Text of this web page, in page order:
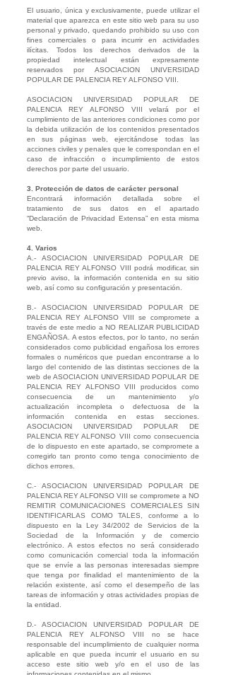
El usuario, única y exclusivamente, puede utilizar el
material que aparezca en este sitio web para su uso
personal y privado, quedando prohibido su uso con
fines comerciales o para incurrir en actividades
ilícitas. Todos los derechos derivados de la
propiedad intelectual están expresamente
reservados por ASOCIACION UNIVERSIDAD
POPULAR DE PALENCIA REY ALFONSO VIII.
ASOCIACION UNIVERSIDAD POPULAR DE
PALENCIA REY ALFONSO VIII velará por el
cumplimiento de las anteriores condiciones como por
la debida utilización de los contenidos presentados
en sus páginas web, ejercitándose todas las
acciones civiles y penales que le correspondan en el
caso de infracción o incumplimiento de estos
derechos por parte del usuario.
3. Protección de datos de carácter personal
Encontrará información detallada sobre el
tratamiento de sus datos en el apartado
“Declaración de Privacidad Extensa” en esta misma
web.
4. Varios
A.- ASOCIACION UNIVERSIDAD POPULAR DE
PALENCIA REY ALFONSO VIII podrá modificar, sin
previo aviso, la información contenida en su sitio
web, así como su configuración y presentación.
B.- ASOCIACION UNIVERSIDAD POPULAR DE
PALENCIA REY ALFONSO VIII se compromete a
través de este medio a NO REALIZAR PUBLICIDAD
ENGAÑOSA. A estos efectos, por lo tanto, no serán
considerados como publicidad engañosa los errores
formales o numéricos que puedan encontrarse a lo
largo del contenido de las distintas secciones de la
web de ASOCIACION UNIVERSIDAD POPULAR DE
PALENCIA REY ALFONSO VIII producidos como
consecuencia de un mantenimiento y/o
actualización incompleta o defectuosa de la
información contenida en estas secciones.
ASOCIACION UNIVERSIDAD POPULAR DE
PALENCIA REY ALFONSO VIII como consecuencia
de lo dispuesto en este apartado, se compromete a
corregirlo tan pronto como tenga conocimiento de
dichos errores.
C.- ASOCIACION UNIVERSIDAD POPULAR DE
PALENCIA REY ALFONSO VIII se compromete a NO
REMITIR COMUNICACIONES COMERCIALES SIN
IDENTIFICARLAS COMO TALES, conforme a lo
dispuesto en la Ley 34/2002 de Servicios de la
Sociedad de la Información y de comercio
electrónico. A estos efectos no será considerado
como comunicación comercial toda la información
que se envíe a las personas interesadas siempre
que tenga por finalidad el mantenimiento de la
relación existente, así como el desempeño de las
tareas de información y otras actividades propias de
la entidad.
D.- ASOCIACION UNIVERSIDAD POPULAR DE
PALENCIA REY ALFONSO VIII no se hace
responsable del incumplimiento de cualquier norma
aplicable en que pueda incurrir el usuario en su
acceso este sitio web y/o en el uso de las